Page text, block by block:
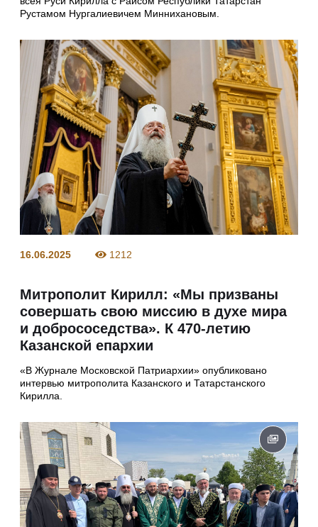
Рустамом Нургалиевичем Миннихановым.
16.06.2025 1212
Митрополит Кирилл: «Мы призваны
совершать свою миссию в духе мира
и добрососедства». К 470-летию
Казанской епархии
«В Журнале Московской Патриархии» опубликовано
интервью митрополита Казанского и Татарстанского
Кирилла.